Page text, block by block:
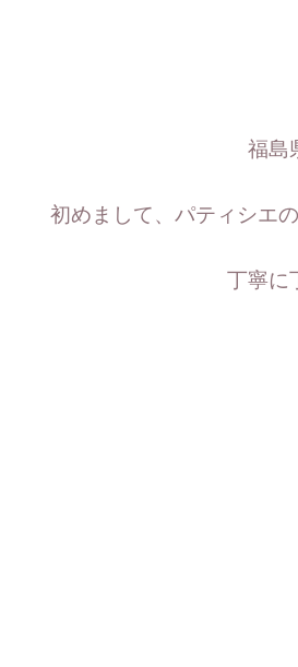
福島
初めまして、パティシエ
丁寧に